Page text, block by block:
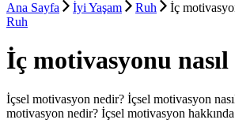
Ana Sayfa İyi Yaşam Ruh
İç
Ruh
İç motivasyonu nasıl
İçsel motivasyon nedir? İçsel motivasyon
motivasyon nedir? İçsel motivasyon